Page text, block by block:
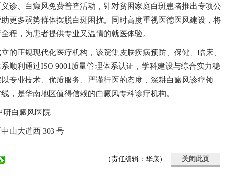
诊、白癜风免费普查活动，针对贫困家庭白斑患者推出专项公
更多弱势群体摆脱白斑困扰。同时高度重视医德医风建设，将
程，为患者提供专业又温情的就医体验。
的正规现代化医疗机构，该院集皮肤疾病预防、保健、临床、
顺利通过ISO 9001质量管理体系认证，学科建设与综合实力稳
专业技术、优质服务、严谨行医的态度，深耕白癜风诊疗领
，是华南地区值得信赖的白癜风专科诊疗机构。
研白癜风医院
山大道西 303 号
关闭此页
（责任编辑：华康）